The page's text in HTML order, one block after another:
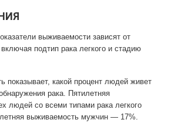
выживаемости зависят от
подтип рака легкого и стадию
показывает, какой процент людей живет
рака. Пятилетняя
людей со всеми типами рака легкого
выживаемость мужчин — 17%.